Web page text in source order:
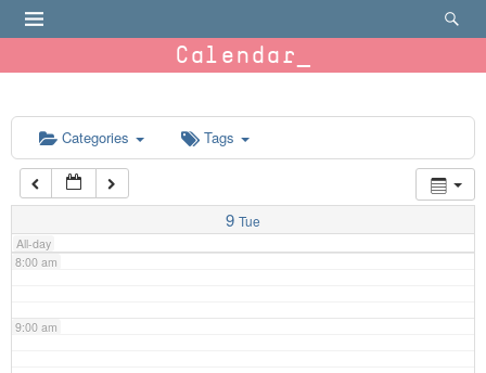
Calendar
Categories Tags
9 Tue
All-day
6:00 am
7:00 am
8:00 am
9:00 am